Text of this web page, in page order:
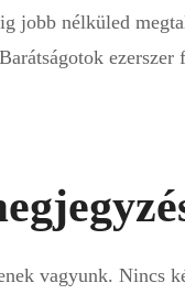
jobb nélküled
ezerszer
vagyunk. Nincs